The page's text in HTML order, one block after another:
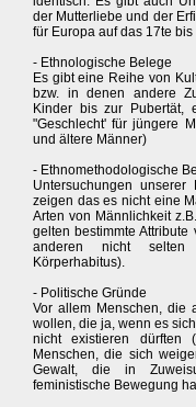
der Mutterliebe und der
für Europa auf das 17te
- Ethnologische Belege
Es gibt eine Reihe von
bzw. in denen andere
Kinder bis zur Pubertät,
"Geschlecht' für jüngere
und ältere Männer)
- Ethnomethodologische
Untersuchungen unserer
zeigen das es nicht eine
Arten von Männlichkeit
gelten bestimmte
anderen nicht selten
Körperhabitus).
- Politische Gründe
Vor allem Menschen, die
wollen, die ja, wenn es
nicht existieren dürften
Menschen, die sich
Gewalt, die in
feministische Bewegung